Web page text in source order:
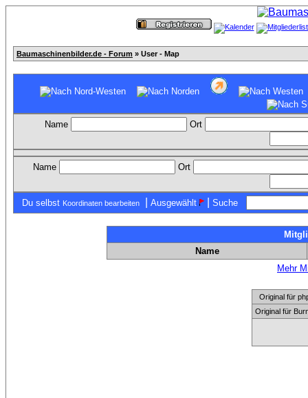
Baumaschinenbilder.de - Forum » User - Map
Name Ort
Name Ort
Du selbst Koordinaten bearbeiten Ausgewählt | Suche
Name
Mehr
Original für
Original für